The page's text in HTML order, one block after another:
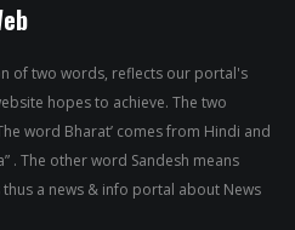
of two words, reflects our portal's
hopes to achieve. The two
word Bharat’ comes from Hindi and
. The other word Sandesh means
a news & info portal about News